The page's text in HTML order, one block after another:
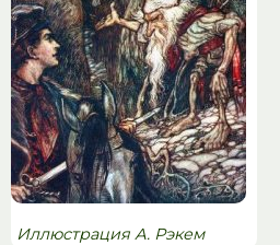
Иллюстрация А. Рэкем